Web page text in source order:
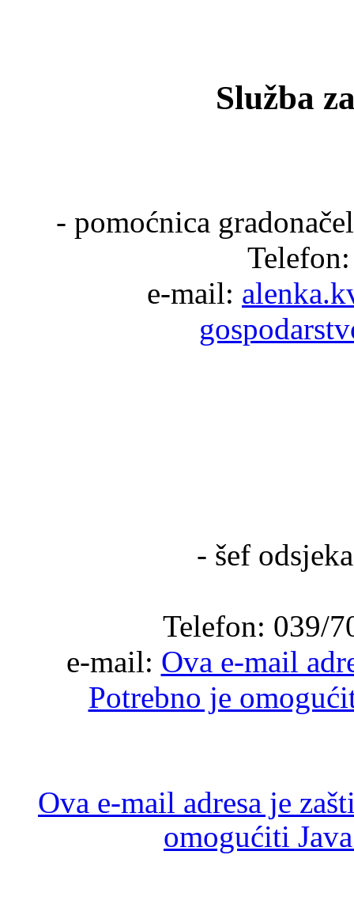
Služba
- pomoćnica
e-mail:
- šef
Telefon: 039/
e-mail: Ova e-mail
Potrebno je
Ova e-mail adresa je
omogućiti